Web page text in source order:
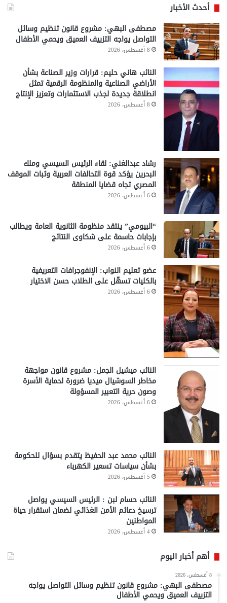
أحدث الأخبار
مصطفى البهي: مشروع قانون تنظيم وسائل
التواصل يواجه التزييف العميق ويحمي الأطفال
8 أغسطس، 2026
النائب هاني حليم: قرارات وزير الصناعة بشأن
الأراضي الصناعية والمنظومة الرقمية تمثل
انطلاقة جديدة لجذب الاستثمارات وتعزيز الإنتاج
8 أغسطس، 2026
رشاد عبدالغني: لقاء الرئيس السيسي وملك
البحرين يؤكد قوة التحالفات العربية وثبات الموقف
المصري تجاه قضايا المنطقة
6 أغسطس، 2026
“البيومي” ينتقد منظومة الثانوية العامة ويطالب
بإجابات حاسمة على شكاوى النتائج
6 أغسطس، 2026
عضو تعليم النواب: الإنفوجرافات التعريفية
بالكليات تسهّل على الطلاب حسن الاختيار
6 أغسطس، 2026
النائب ميشيل الجمل: مشروع قانون مواجهة
مخاطر السوشيال ميديا ضرورة لحماية الأسرة
وصون حرية التعبير المسؤولة
6 أغسطس، 2026
النائب محمد عبد الحفيظ يتقدم بسؤال للحكومة
بشأن سياسات تسعير الكهرباء
5 أغسطس، 2026
النائب حسام لبن : الرئيس السيسي يواصل
ترسيخ دعائم الأمن الغذائي لضمان استقرار حياة
المواطنين
4 أغسطس، 2026
أهم أخبار اليوم
8 أغسطس، 2026
مصطفى البهي: مشروع قانون تنظيم وسائل التواصل يواجه
التزييف العميق ويحمي الأطفال